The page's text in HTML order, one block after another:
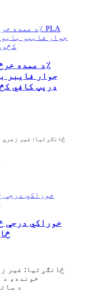
ډریپ کافي
ځانګړتیا: غیر زهري
ځانګړتیا: غیر
خونده، د
د ساتلو